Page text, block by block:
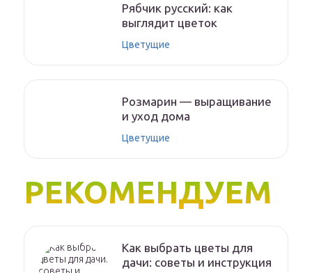
Рябчик русский: как
выглядит цветок
Цветущие
Розмарин — выращивание
и уход дома
Цветущие
РЕКОМЕНДУЕМ
Как выбрать цветы для
дачи: советы и инструкция